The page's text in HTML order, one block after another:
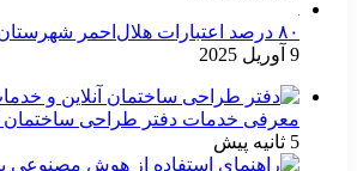
۸۰ درصد اعتبارات هلال‌احمر شهرستان دشتی تخصیص یافت
9 آوریل 2025
معرفی خدمات دفتر طراحی ساختمان
5 ثانیه پیش